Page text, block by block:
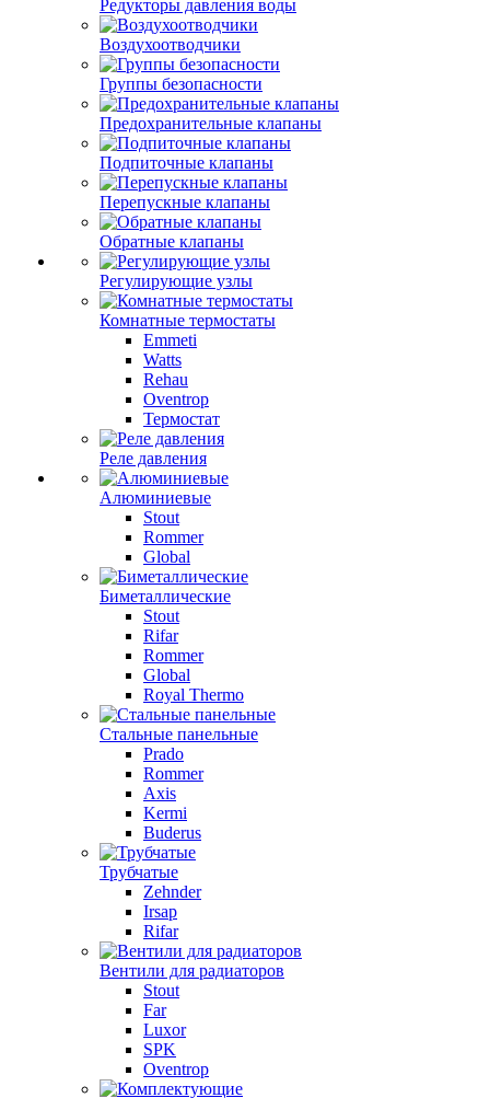
Редукторы давления воды
Воздухоотводчики
Группы безопасности
Предохранительные клапаны
Подпиточные клапаны
Перепускные клапаны
Обратные клапаны
Регулирующие узлы
Комнатные термостаты
Emmeti
Watts
Rehau
Oventrop
Термостат
Реле давления
Алюминиевые
Stout
Rommer
Global
Биметаллические
Stout
Rifar
Rommer
Global
Royal Thermo
Стальные панельные
Prado
Rommer
Axis
Kermi
Buderus
Трубчатые
Zehnder
Irsap
Rifar
Вентили для радиаторов
Stout
Far
Luxor
SPK
Oventrop